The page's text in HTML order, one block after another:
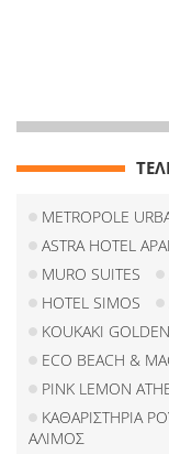
METROPOLE
ASTRA HOTEL
MURO SUITES
HOTEL SIMOS
KOUKAKI
ECO BEACH &
PINK LEMON
ΚΑΘΑΡΙΣΤΗΡΙΑ
ΑΛΙΜΟΣ